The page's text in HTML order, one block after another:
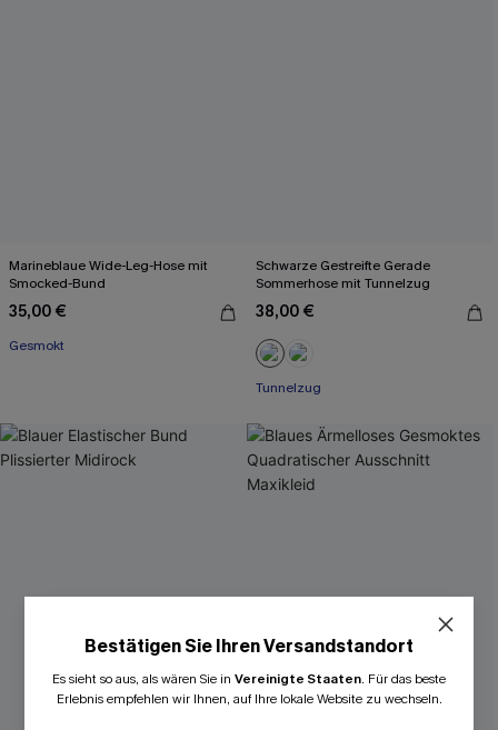
Marineblaue Wide-Leg-Hose mit
Smocked-Bund
35,00 €
Gesmokt
Schwarze Gestreifte Gerade
Sommerhose mit Tunnelzug
38,00 €
Tunnelzug
Bestätigen Sie Ihren Versandstandort
Es sieht so aus, als wären Sie in Vereinigte Staaten. Für das beste
Erlebnis empfehlen wir Ihnen, auf Ihre lokale Website zu wechseln.